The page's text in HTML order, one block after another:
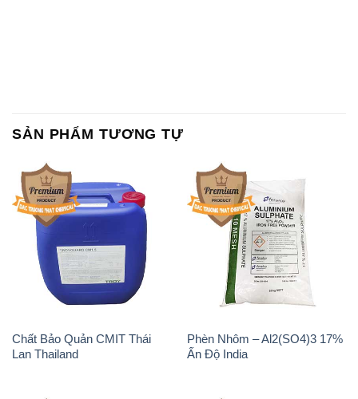
SẢN PHẨM TƯƠNG TỰ
Chất Bảo Quản CMIT Thái
Lan Thailand
Phèn Nhôm – Al2(SO4)3 17%
Ấn Độ India